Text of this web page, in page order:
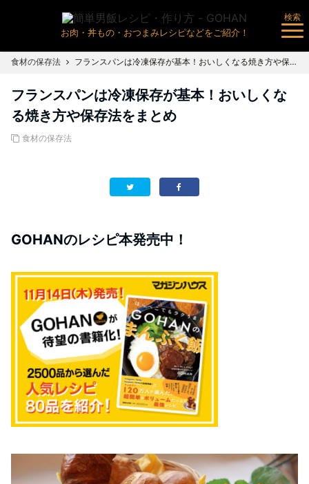
お肉・丼もの・おつまみレシピなどをご紹介！
検索
食材の保存法 フランスパンは冷凍保存が基本！おいしくなる焼き方や保存法をまとめ
フランスパンは冷凍保存が基本！おいしくな
る焼き方や保存法をまとめ
食材の保存法
GOHANのレシピ本発売中！